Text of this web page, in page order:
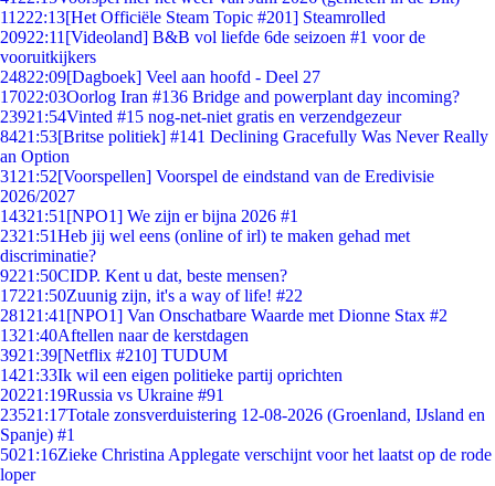
11222:13[Het Officiële Steam Topic #201] Steamrolled
20922:11 [Videoland] B&B vol liefde 6de seizoen #1 voor de
vooruitkijkers
24822:09[Dagboek] Veel aan hoofd - Deel 27
17022:03Oorlog Iran #136 Bridge and powerplant day incoming?
23921:54Vinted #15 nog-net-niet gratis en verzendgezeur
8421:53[Britse politiek] #141 Declining Gracefully Was Never Really
an Option
31 21:52[Voorspellen] Voorspel de eindstand van de Eredivisie
2026/2027
14321:51 [NPO1] We zijn er bijna 2026 #1
2321:51Heb jij wel eens (online of irl) te maken gehad met
discriminatie?
9221:50CIDP. Kent u dat, beste mensen?
17221:50Zuunig zijn, it's a way of life! #22
281 21:41 [NPO1] Van Onschatbare Waarde met Dionne Stax #2
1321:40Aftellen naar de kerstdagen
3921:39[Netflix #210] TUDUM
1421:33Ik wil een eigen politieke partij oprichten
20221:19Russia vs Ukraine #91
23521:17Totale zonsverduistering 12-08-2026 (Groenland, IJsland en
Spanje) #1
5021:16Zieke Christina Applegate verschijnt voor het laatst op de rode
loper